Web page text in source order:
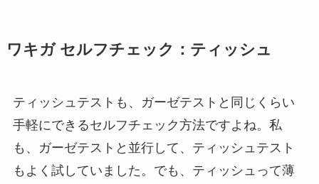
ワキガ セルフチェック：ティッシュ
ティッシュテストも、ガーゼテストと同じくらい
手軽にできるセルフチェック方法ですよね。私
も、ガーゼテストと並行して、ティッシュテスト
もよく試していました。でも、ティッシュって薄